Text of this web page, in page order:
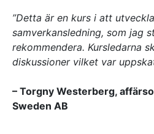
AKTUELLT
— Inre hamnen etapp 2 –
strategisk partnering
— Vem leder
allt mer komplexa?
— Partnering i praktiken –
”Detta är en kurs i att
samverkansledning, som jag
rekommendera. Kursledarna
diskussioner vilket var
– Torgny Westerberg,
Sweden AB